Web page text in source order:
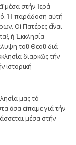
μέσα στήν Ἱερά
Ἡ παράδοση αὐτή
Οἱ Πατέρες εἶναι
ἡ Ἐκκλησία
τοῦ Θεοῦ διά
διαρκῶς τήν
ἱστορική
μας τό
ὅσα εἴπαμε γιά τήν
μέσα στήν